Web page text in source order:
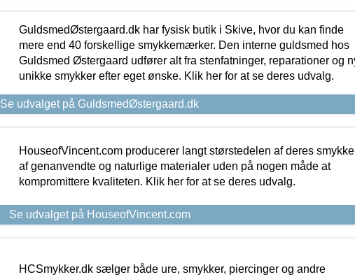
GuldsmedØstergaard.dk har fysisk butik i Skive, hvor du kan finde
mere end 40 forskellige smykkemærker. Den interne guldsmed hos
Guldsmed Østergaard udfører alt fra stenfatninger, reparationer og
unikke smykker efter eget ønske. Klik her for at se deres udvalg.
Se udvalget på GuldsmedØstergaard.dk
HouseofVincent.com producerer langt størstedelen af deres
af genanvendte og naturlige materialer uden på nogen måde at
kompromittere kvaliteten. Klik her for at se deres udvalg.
Se udvalget på HouseofVincent.com
HCSmykker.dk sælger både ure, smykker, piercinger og andre